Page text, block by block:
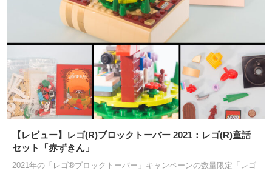
【レビュー】レゴ(R)ブロックトーバー 2021：レゴ(R)童話
セット「赤ずきん」
2021年の「レゴ®ブロックトーバー」キャンペーンの数量限定「レゴ